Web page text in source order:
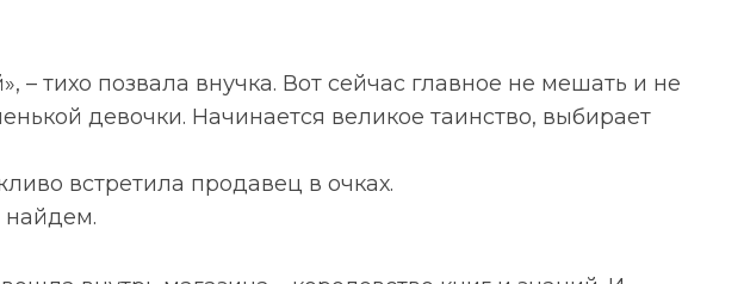
», – тихо позвала внучка. Вот сейчас главное не мешать и не
девочки. Начинается великое таинство, выбирает
встретила продавец в очках.